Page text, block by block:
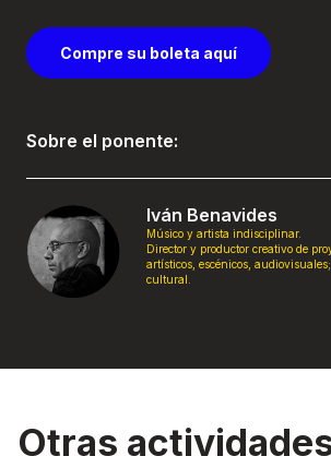
Compre su boleta aquí
Sobre el ponente:
Iván Benavides
Músico y artista indisciplinar.
Director y productor creativo de
artísticos, escénicos,
cultural.
Otras